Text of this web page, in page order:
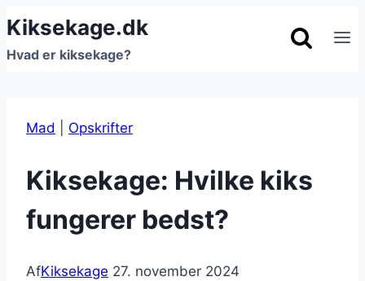
Fortsæt
til
indhold
Kiksekage.dk
Hvad er kiksekage?
Mad Opskrifter
Kiksekage: Hvilke kiks
fungerer bedst?
AfKiksekage 27. november 2024